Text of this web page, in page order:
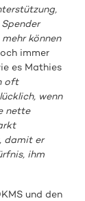
können
immer
es Mathies
oft
wenn
nette
damit er
ihm
und den